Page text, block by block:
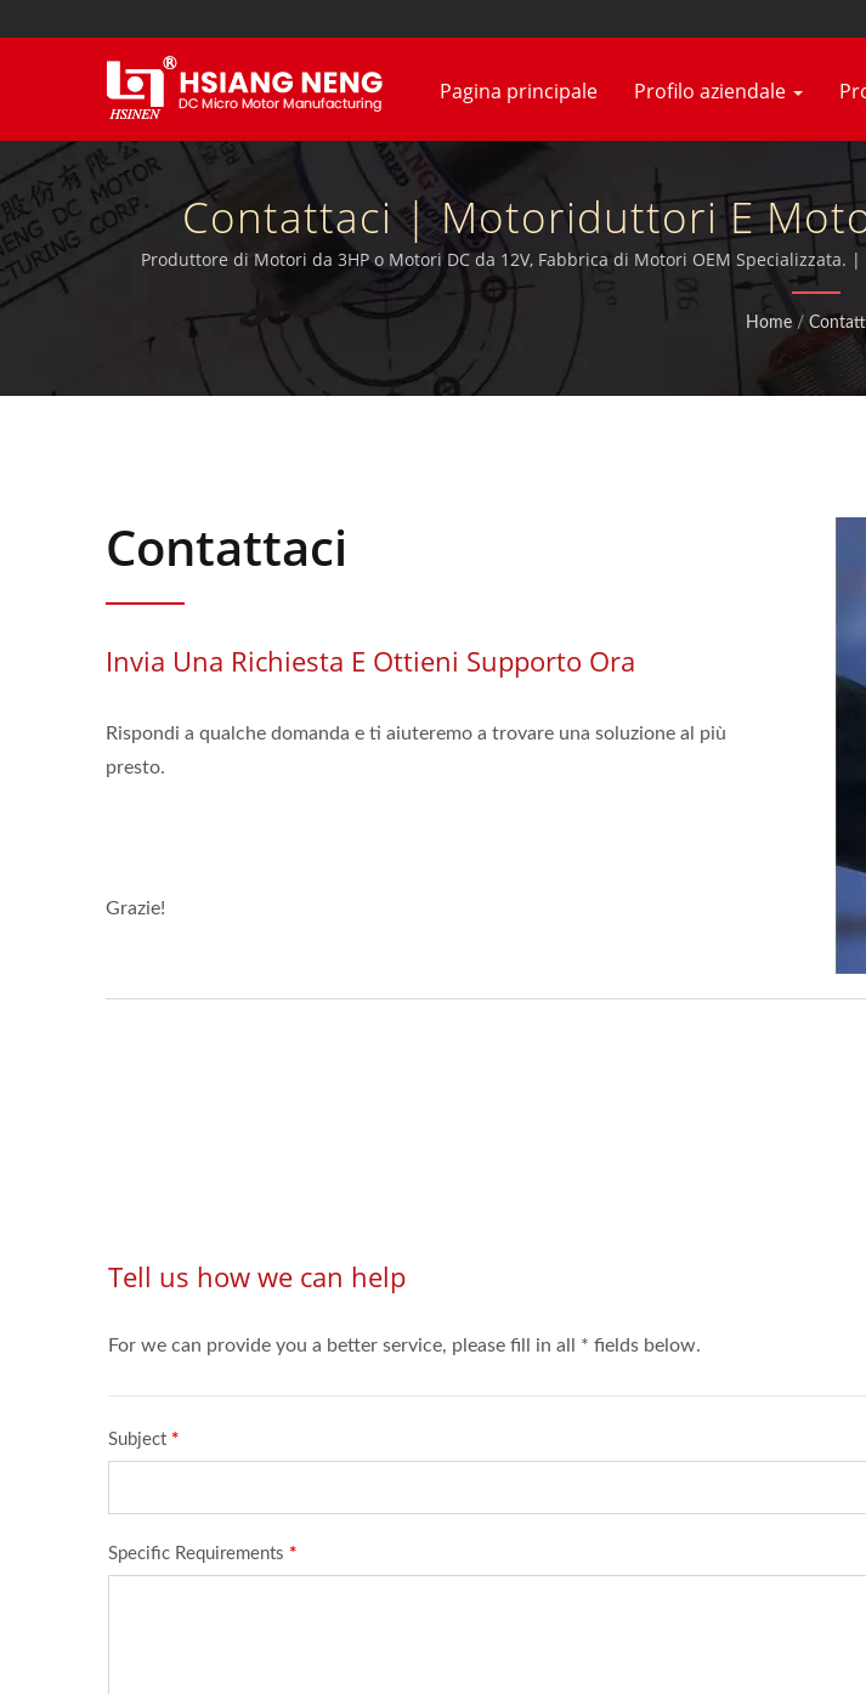
Pagina principale Profilo aziendale
Contattaci | Motoriduttori E
Miniatura Di Taiwan Produttore
Produttore di Motori da 3HP o Motori DC da 12V, Fabbrica di Motori OEM
9001:2015 inoltre certificati
Home /
Contattaci
Invia Una Richiesta E Ottieni Supporto Ora
Rispondi a qualche domanda e ti aiuteremo a trovare una soluzione al più
presto.
Grazie!